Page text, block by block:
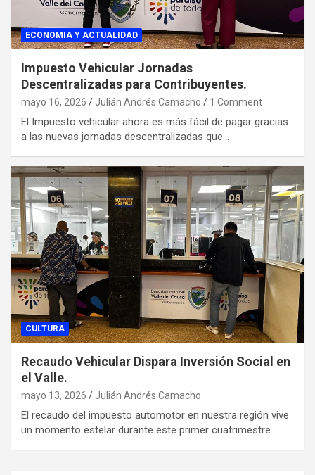
ECONOMIA Y ACTUALIDAD
Impuesto Vehicular Jornadas
Descentralizadas para Contribuyentes.
mayo 16, 2026 Julián Andrés Camacho 1 Comment
El Impuesto vehicular ahora es más fácil de pagar gracias
a las nuevas jornadas descentralizadas que…
CULTURA
Recaudo Vehicular Dispara Inversión Social en
el Valle.
mayo 13, 2026 Julián Andrés Camacho
El recaudo del impuesto automotor en nuestra región vive
un momento estelar durante este primer cuatrimestre…